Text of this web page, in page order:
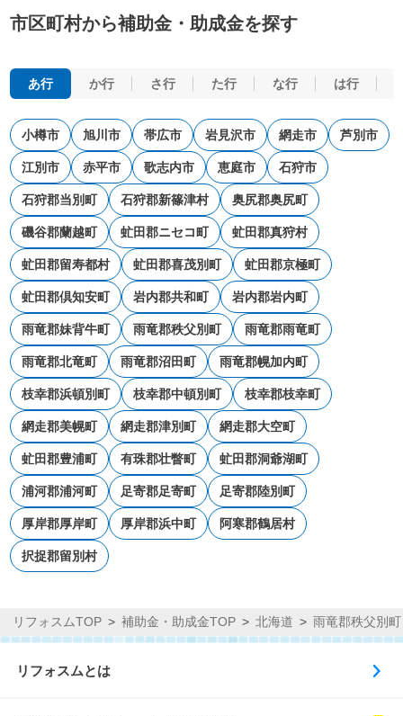
市区町村から補助金・助成金を探す
あ行 か行 さ行 た行 な行 は行
小樽市 旭川市 帯広市 岩見沢市 網走市 芦別市
江別市 赤平市 歌志内市 恵庭市 石狩市
石狩郡当別町 石狩郡新篠津村 奥尻郡奥尻町
磯谷郡蘭越町 虻田郡ニセコ町 虻田郡真狩村
虻田郡留寿都村 虻田郡喜茂別町 虻田郡京極町
虻田郡倶知安町 岩内郡共和町 岩内郡岩内町
雨竜郡妹背牛町 雨竜郡秩父別町 雨竜郡雨竜町
雨竜郡北竜町 雨竜郡沼田町 雨竜郡幌加内町
枝幸郡浜頓別町 枝幸郡中頓別町 枝幸郡枝幸町
網走郡美幌町 網走郡津別町 網走郡大空町
虻田郡豊浦町 有珠郡壮瞥町 虻田郡洞爺湖町
浦河郡浦河町 足寄郡足寄町 足寄郡陸別町
厚岸郡厚岸町 厚岸郡浜中町 阿寒郡鶴居村
択捉郡留別村
リフォスムTOP 補助金・助成金TOP 北海道 雨竜郡秩父別町
リフォスムとは